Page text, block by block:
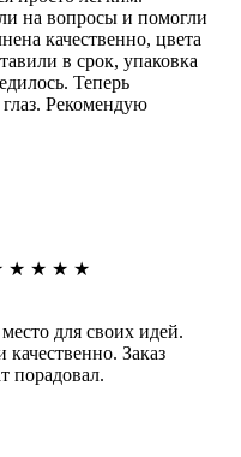
на вопросы и помогли
качественно, цвета
в срок, упаковка
Теперь
Рекомендую
★ ★ ★ ★
для своих идей.
качественно. Заказ
порадовал.